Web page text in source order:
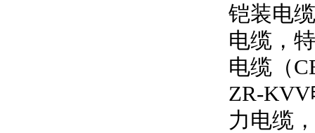
铠装电
电缆，
电缆（
ZR-KVV
力电缆，